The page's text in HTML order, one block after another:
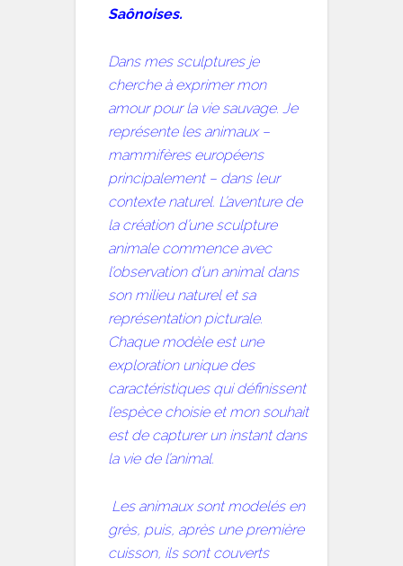
Saônoises.
Dans mes sculptures je
cherche à exprimer mon
amour pour la vie sauvage. Je
représente les animaux –
mammifères européens
principalement – dans leur
contexte naturel. L’aventure de
la création d’une sculpture
animale commence avec
l’observation d’un animal dans
son milieu naturel et sa
représentation picturale.
Chaque modèle est une
exploration unique des
caractéristiques qui définissent
l’espèce choisie et mon souhait
est de capturer un instant dans
la vie de l’animal.
Les animaux sont modelés en
grès, puis, après une première
cuisson, ils sont couverts